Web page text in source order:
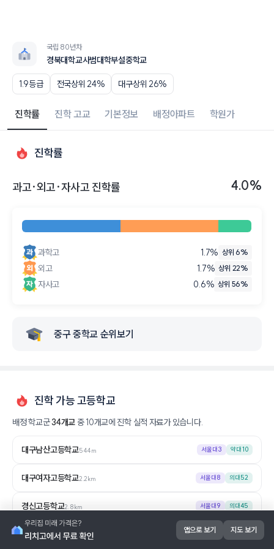
국립 80년차
경북대학교사범대학부설중학교
1.9등급 전국상위 24% 대구상위 26%
진학률 진학 고교 기본정보 배정아파트 학원가
진학률
과고·외고·자사고 진학률 4.0%
과학고 1.7% 상위 6%
외고 1.7% 상위 22%
자사고 0.6% 상위 56%
중구 중학교 순위보기
진학 가능 고등학교
배정 학교군34개교중10개교에 진학 실적 자료가 있습니다.
대구남산고등학교544m 서울대3 약대10
대구여자고등학교2.2km 서울대8 의대52
경신고등학교2.8km 서울대9 의대45
정화여자고등학교 3.5km 서울대4 의대 38 약대17
앱으로 보기 지도 보기